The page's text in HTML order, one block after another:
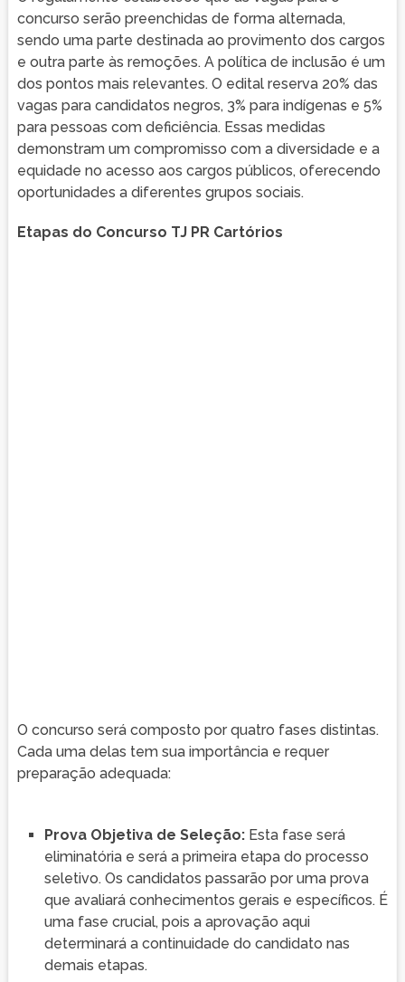
concurso serão preenchidas de forma alternada,
sendo uma parte destinada ao provimento dos cargos
e outra parte às remoções. A política de inclusão é um
dos pontos mais relevantes. O edital reserva 20% das
vagas para candidatos negros, 3% para indígenas e 5%
para pessoas com deficiência. Essas medidas
demonstram um compromisso com a diversidade e a
equidade no acesso aos cargos públicos, oferecendo
oportunidades a diferentes grupos sociais.
Etapas do Concurso TJ PR Cartórios
O concurso será composto por quatro fases distintas.
Cada uma delas tem sua importância e requer
preparação adequada:
Prova Objetiva de Seleção:Esta fase será
eliminatória e será a primeira etapa do processo
seletivo. Os candidatos passarão por uma prova
que avaliará conhecimentos gerais e específicos. É
uma fase crucial, pois a aprovação aqui
determinará a continuidade do candidato nas
demais etapas.